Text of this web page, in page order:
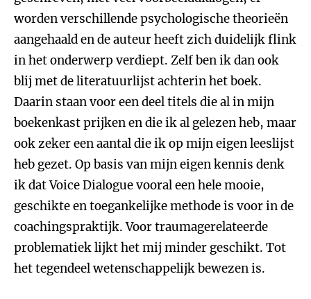
worden verschillende psychologische theorieën
aangehaald en de auteur heeft zich duidelijk flink
in het onderwerp verdiept. Zelf ben ik dan ook
blij met de literatuurlijst achterin het boek.
Daarin staan voor een deel titels die al in mijn
boekenkast prijken en die ik al gelezen heb, maar
ook zeker een aantal die ik op mijn eigen leeslijst
heb gezet. Op basis van mijn eigen kennis denk
ik dat Voice Dialogue vooral een hele mooie,
geschikte en toegankelijke methode is voor in de
coachingspraktijk. Voor traumagerelateerde
problematiek lijkt het mij minder geschikt. Tot
het tegendeel wetenschappelijk bewezen is.